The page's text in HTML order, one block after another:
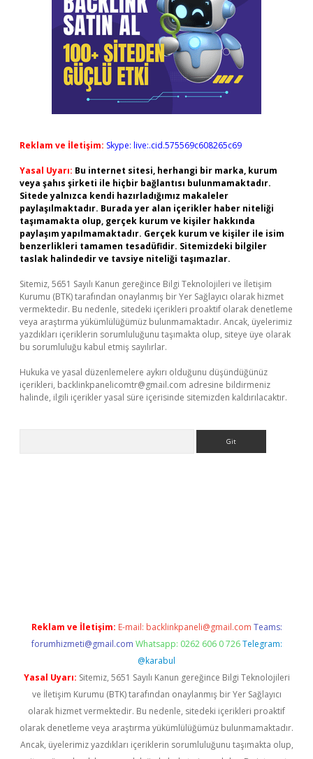
Reklam ve İletişim: Skype: live:.cid.575569c608265c69
Yasal Uyarı: Bu internet sitesi, herhangi bir marka, kurum
veya şahıs şirketi ile hiçbir bağlantısı bulunmamaktadır.
Sitede yalnızca kendi hazırladığımız makaleler
paylaşılmaktadır. Burada yer alan içerikler haber niteliği
taşımamakta olup, gerçek kurum ve kişiler hakkında
paylaşım yapılmamaktadır. Gerçek kurum ve kişiler ile isim
benzerlikleri tamamen tesadüfidir. Sitemizdeki bilgiler
taslak halindedir ve tavsiye niteliği taşımazlar.
Sitemiz, 5651 Sayılı Kanun gereğince Bilgi Teknolojileri ve İletişim
Kurumu (BTK) tarafından onaylanmış bir Yer Sağlayıcı olarak hizmet
vermektedir. Bu nedenle, sitedeki içerikleri proaktif olarak denetleme
veya araştırma yükümlülüğümüz bulunmamaktadır. Ancak, üyelerimiz
yazdıkları içeriklerin sorumluluğunu taşımakta olup, siteye üye olarak
bu sorumluluğu kabul etmiş sayılırlar.
Hukuka ve yasal düzenlemelere aykırı olduğunu düşündüğünüz
içerikleri, backlinkpanelicomtr@gmail.com adresine bildirmeniz
halinde, ilgili içerikler yasal süre içerisinde sitemizden kaldırılacaktır.
Reklam ve İletişim: E-mail: backlinkpaneli@gmail.com Teams:
forumhizmeti@gmail.com Whatsapp: 0262 606 0 726 Telegram:
@karabul
Yasal Uyarı: Sitemiz, 5651 Sayılı Kanun gereğince Bilgi Teknolojileri
ve İletişim Kurumu (BTK) tarafından onaylanmış bir Yer Sağlayıcı
olarak hizmet vermektedir. Bu nedenle, sitedeki içerikleri proaktif
olarak denetleme veya araştırma yükümlülüğümüz bulunmamaktadır.
Ancak, üyelerimiz yazdıkları içeriklerin sorumluluğunu taşımakta olup,